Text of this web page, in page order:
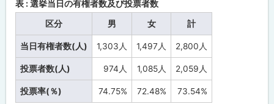
平
年
10
月
22
日
執
表 : 選挙当日の有権者数及び投票者数
区分 男 女 計
当日有権者数(人) 1,303人 1,497人 2,800人
投票者数(人) 974人 1,085人 2,059人
投票率(％) 74.75% 72.48% 73.54%